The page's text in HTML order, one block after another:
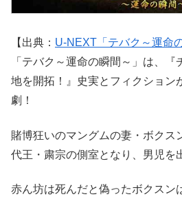
【出典： U-NEXT「テバク～運命
「テバク～運命の瞬間～」は、
地を開拓！』史実とフィクション
劇！
賭博狂いのマングムの妻・ボクス
代王・粛宗の側室となり、男児を
赤ん坊は死んだと偽ったボクスン